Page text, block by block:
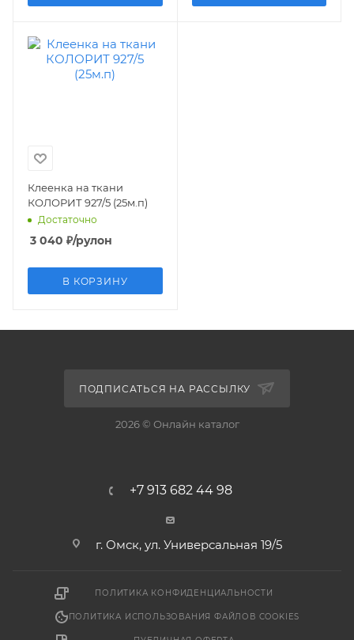
Клеенка на ткани
КОЛОРИТ 927/5 (25м.п)
Достаточно
3 040 ₽/рулон
В КОРЗИНУ
ПОДПИСАТЬСЯ НА РАССЫЛКУ
2026 © Онлайн каталог
+7 913 682 44 98
г. Омск, ул. Универсальная 19/5
ПОЛИТИКА КОНФИДЕНЦИАЛЬНОСТИ
ПОЛИТИКА ИСПОЛЬЗОВАНИЯ ФАЙЛОВ COOKIES